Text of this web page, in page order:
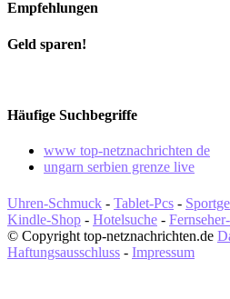
Empfehlungen
Geld sparen!
Häufige Suchbegriffe
www top-netznachrichten de
ungarn serbien grenze live
Uhren-Schmuck - Tablet-Pcs -
Kindle-Shop - Hotelsuche -
© Copyright top-netznachrichten.de
Haftungsausschluss - Impressum